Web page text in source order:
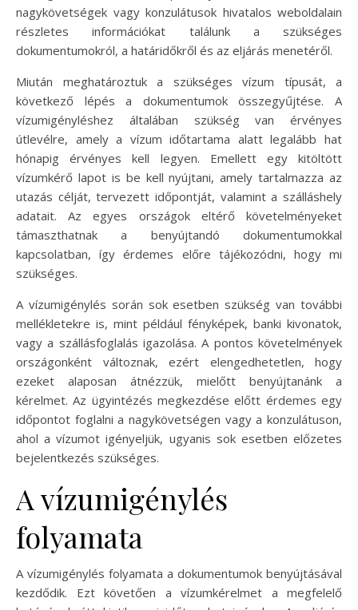
nagykövetségek vagy konzulátusok hivatalos weboldalain
részletes információkat találunk a szükséges
dokumentumokról, a határidőkről és az eljárás menetéről.
Miután meghatároztuk a szükséges vízum típusát, a
következő lépés a dokumentumok összegyűjtése. A
vízumigényléshez általában szükség van érvényes
útlevélre, amely a vízum időtartama alatt legalább hat
hónapig érvényes kell legyen. Emellett egy kitöltött
vízumkérő lapot is be kell nyújtani, amely tartalmazza az
utazás célját, tervezett időpontját, valamint a szálláshely
adatait. Az egyes országok eltérő követelményeket
támaszthatnak a benyújtandó dokumentumokkal
kapcsolatban, így érdemes előre tájékozódni, hogy mi
szükséges.
A vízumigénylés során sok esetben szükség van további
mellékletekre is, mint például fényképek, banki kivonatok,
vagy a szállásfoglalás igazolása. A pontos követelmények
országonként változnak, ezért elengedhetetlen, hogy
ezeket alaposan átnézzük, mielőtt benyújtanánk a
kérelmet. Az ügyintézés megkezdése előtt érdemes egy
időpontot foglalni a nagykövetségen vagy a konzulátuson,
ahol a vízumot igényeljük, ugyanis sok esetben előzetes
bejelentkezés szükséges.
A vízumigénylés
folyamata
A vízumigénylés folyamata a dokumentumok benyújtásával
kezdődik. Ezt követően a vízumkérelmet a megfelelő